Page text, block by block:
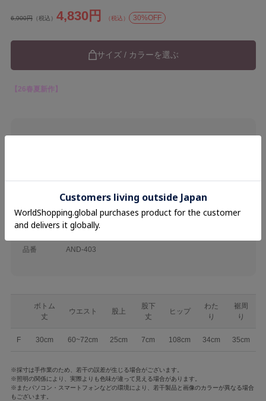
6,900円 （税込） 4,830円 （税込） 30%OFF
サイズ / カラーを選ぶ
【26春夏新作】
表地 ポリエステル97% ポリウレタン3%
裏地 ポリエステル100%
品名 プリーツボリュームプチパンツ
品番 AND-403
ボトム
丈
ウエスト 股上
股下
丈
ヒップ
わた
り
裾周
り
F 30cm 60~72cm 25cm 7cm 108cm 34cm 35cm
※採寸は手作業のため、若干の誤差が生じる場合がございます。
※照明の関係により、実際よりも色味が違って見える場合があります。
※またパソコン・スマートフォンなどの環境により、若干製品と画像のカラーが異なる場合
もございます。